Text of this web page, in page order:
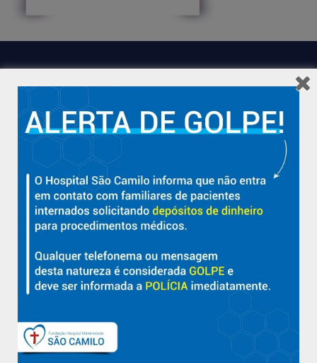
Hospital São Camilo – há mais de 50 anos cuidando da saúde
com qualidade, acolhimento e compromisso com a vida em
Aracruz e região.
Sobre
Diretorias
Políticas e Normas
Trabalhe Conosco